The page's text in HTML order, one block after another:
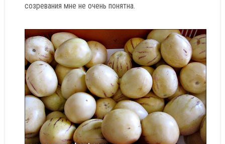
созревания мне не очень понятна.